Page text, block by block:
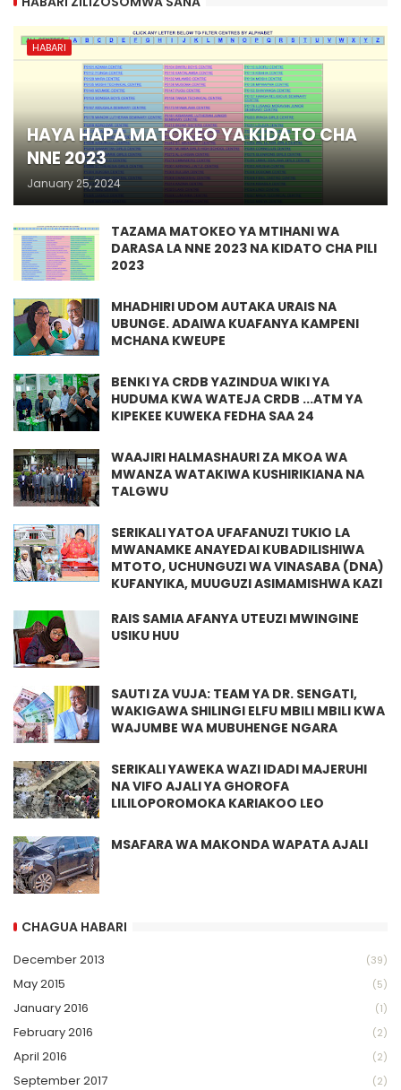
HABARI
HAYA HAPA MATOKEO YA KIDATO CHA
NNE 2023
January 25, 2024
TAZAMA MATOKEO YA MTIHANI WA
DARASA LA NNE 2023 NA KIDATO CHA PILI
2023
MHADHIRI UDOM AUTAKA URAIS NA
UBUNGE. ADAIWA KUAFANYA KAMPENI
MCHANA KWEUPE
BENKI YA CRDB YAZINDUA WIKI YA
HUDUMA KWA WATEJA CRDB ...ATM YA
KIPEKEE KUWEKA FEDHA SAA 24
WAAJIRI HALMASHAURI ZA MKOA WA
MWANZA WATAKIWA KUSHIRIKIANA NA
TALGWU
SERIKALI YATOA UFAFANUZI TUKIO LA
MWANAMKE ANAYEDAI KUBADILISHIWA
MTOTO, UCHUNGUZI WA VINASABA (DNA)
KUFANYIKA, MUUGUZI ASIMAMISHWA KAZI
RAIS SAMIA AFANYA UTEUZI MWINGINE
USIKU HUU
SAUTI ZA VUJA: TEAM YA DR. SENGATI,
WAKIGAWA SHILINGI ELFU MBILI MBILI KWA
WAJUMBE WA MUBUHENGE NGARA
SERIKALI YAWEKA WAZI IDADI MAJERUHI
NA VIFO AJALI YA GHOROFA
LILILOPOROMOKA KARIAKOO LEO
MSAFARA WA MAKONDA WAPATA AJALI
CHAGUA HABARI
December 2013 (39)
May 2015 (5)
January 2016 (1)
February 2016 (2)
April 2016 (2)
September 2017 (2)